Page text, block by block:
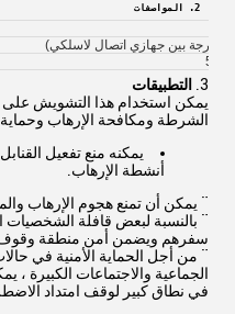
2. المواصفات
3.
التطبيقات
يمكن استخدام هذا التشويش
الشرطة ومكافحة الإرهاب وحماية
يمكنه منع تفعيل
أنشطة الإرهاب.
¨ يمكن أن تمنع هجوم الإرهاب
¨ بالنسبة لبعض قافلة الشخصيات
سفرهم ويضمن أمن منطقة وقوف
¨ من أجل الحماية الأمنية في
الجماعية والاجتماعات الكبيرة
في نطاق كبير لوقف امتداد